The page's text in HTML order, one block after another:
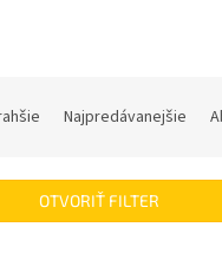
Najpredávanejšie
OTVORIŤ FILTER